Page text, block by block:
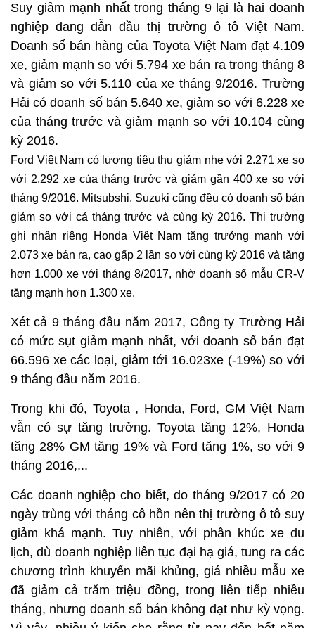
Suy giảm mạnh nhất trong tháng 9 lại là hai doanh
nghiệp đang dẫn đầu thị trường ô tô Việt Nam.
Doanh số bán hàng của Toyota Việt Nam đạt 4.109
xe, giảm mạnh so với 5.794 xe bán ra trong tháng 8
và giảm so với 5.110 của xe tháng 9/2016. Trường
Hải có doanh số bán 5.640 xe, giảm so với 6.228 xe
của tháng trước và giảm mạnh so với 10.104 cùng
kỳ 2016.
Ford Việt Nam có lượng tiêu thụ giảm nhẹ với 2.271 xe so
với 2.292 xe của tháng trước và giảm gần 400 xe so với
tháng 9/2016. Mitsubshi, Suzuki cũng đều có doanh số bán
giảm so với cả tháng trước và cùng kỳ 2016. Thị trường
ghi nhận riêng Honda Việt Nam tăng trưởng mạnh với
2.073 xe bán ra, cao gấp 2 lần so với cùng kỳ 2016 và tăng
hơn 1.000 xe với tháng 8/2017, nhờ doanh số mẫu CR-V
tăng mạnh hơn 1.300 xe.
Xét cả 9 tháng đầu năm 2017, Công ty Trường Hải
có mức sụt giảm mạnh nhất, với doanh số bán đạt
66.596 xe các loại, giảm tới 16.023xe (-19%) so với
9 tháng đầu năm 2016.
Trong khi đó, Toyota , Honda, Ford, GM Việt Nam
vẫn có sự tăng trưởng. Toyota tăng 12%, Honda
tăng 28% GM tăng 19% và Ford tăng 1%, so với 9
tháng 2016,...
Các doanh nghiệp cho biết, do tháng 9/2017 có 20
ngày trùng với tháng cô hồn nên thị trường ô tô suy
giảm khá mạnh. Tuy nhiên, với phân khúc xe du
lịch, dù doanh nghiệp liên tục đại hạ giá, tung ra các
chương trình khuyến mãi khủng, giá nhiều mẫu xe
đã giảm cả trăm triệu đồng, trong liên tiếp nhiều
tháng, nhưng doanh số bán không đạt như kỳ vọng.